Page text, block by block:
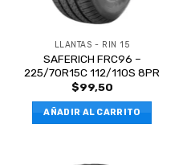
LLANTAS - RIN 15
SAFERICH FRC96 –
225/70R15C 112/110S 8PR
$99,50
AÑADIR AL CARRITO